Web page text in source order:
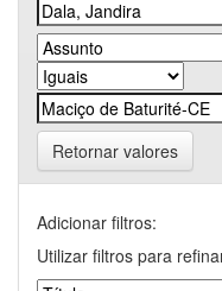
Retornar valores
Adicionar filtros:
Utilizar filtros para